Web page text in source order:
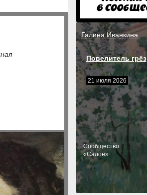
Галина Иванкина
Повелитель грёз
21 июля 2026
Cообщество
«Салон»